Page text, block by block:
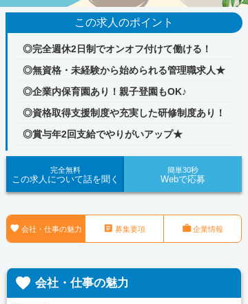
この求人のポイント
◎完全週休2日制でオンオフ付けて働ける！
◎無資格・未経験から始められる管理職求人★
◎企業内保育園あり！親子登園もOK♪
◎資格取得支援制度や充実した研修制度あり！
◎賞与年2回支給でやりがいアップ★
完全無料
この求人について話を聞く
簡単30秒
Webで応募
 会社・仕事の魅力  募集要項 企業情報
 会社・仕事の魅力